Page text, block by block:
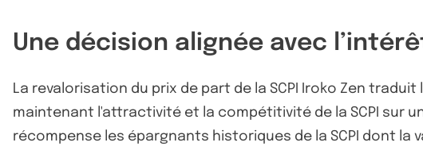
Une décision alignée avec
La revalorisation du prix de part de la SCPI Iroko Zen
maintenant l'attractivité et la compétitivité de la SCPI sur
récompense les épargnants historiques de la SCPI dont la